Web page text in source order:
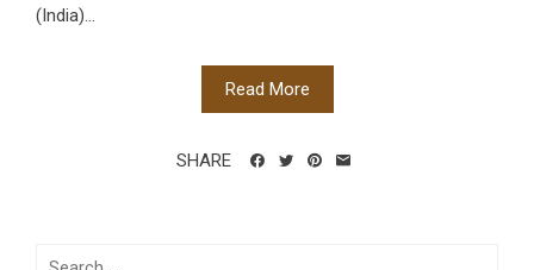
(India)...
Read More
SHARE
Search